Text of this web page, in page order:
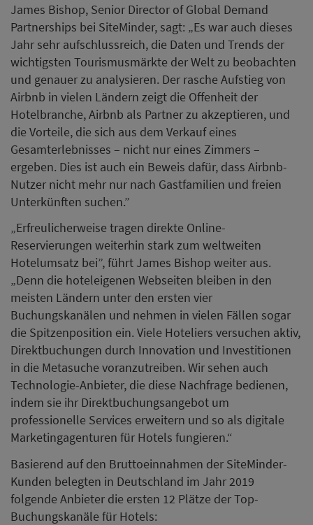
James Bishop, Senior Director of Global Demand
Partnerships bei SiteMinder, sagt: „Es war auch dieses
Jahr sehr aufschlussreich, die Daten und Trends der
wichtigsten Tourismusmärkte der Welt zu beobachten
und genauer zu analysieren. Der rasche Aufstieg von
Airbnb in vielen Ländern zeigt die Offenheit der
Hotelbranche, Airbnb als Partner zu akzeptieren, und
die Vorteile, die sich aus dem Verkauf eines
Gesamterlebnisses – nicht nur eines Zimmers –
ergeben. Dies ist auch ein Beweis dafür, dass Airbnb-
Nutzer nicht mehr nur nach Gastfamilien und freien
Unterkünften suchen.”
„Erfreulicherweise tragen direkte Online-
Reservierungen weiterhin stark zum weltweiten
Hotelumsatz bei”, führt James Bishop weiter aus.
„Denn die hoteleigenen Webseiten bleiben in den
meisten Ländern unter den ersten vier
Buchungskanälen und nehmen in vielen Fällen sogar
die Spitzenposition ein. Viele Hoteliers versuchen aktiv,
Direktbuchungen durch Innovation und Investitionen
in die Metasuche voranzutreiben. Wir sehen auch
Technologie-Anbieter, die diese Nachfrage bedienen,
indem sie ihr Direktbuchungsangebot um
professionelle Services erweitern und so als digitale
Marketingagenturen für Hotels fungieren.“
Basierend auf den Bruttoeinnahmen der SiteMinder-
Kunden belegten in Deutschland im Jahr 2019
folgende Anbieter die ersten 12 Plätze der Top-
Buchungskanäle für Hotels: